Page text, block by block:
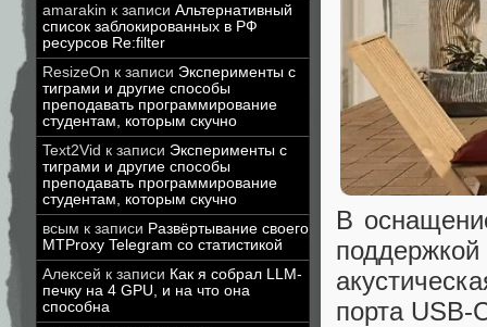
amarakin к записи Альтернативный
список заблокированных в РФ
ресурсов Re:filter
ResizeOn к записи Эксперименты с
тиграми и другие способы
преподавать программирование
студентам, которым скучно
Text2Vid к записи Эксперименты с
тиграми и другие способы
преподавать программирование
студентам, которым скучно
всым к записи Развёртывание своего
MTProxy Telegram со статистикой
Алексей к записи Как я собрал LLM-
печку на 4 GPU, и на что она
способна
В
порта